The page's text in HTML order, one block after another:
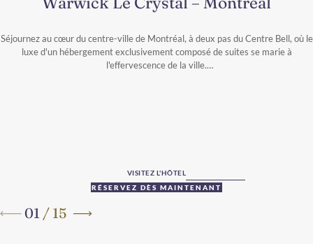
Séjournez au cœur du centre-ville de Montréal, à deux pas du Centre Bell, où le
luxe d'un hébergement exclusivement composé de suites se marie à
l'effervescence de la ville.
VISITEZ L'HÔTEL
RÉSERVEZ DÈS MAINTENANT
01 / 15